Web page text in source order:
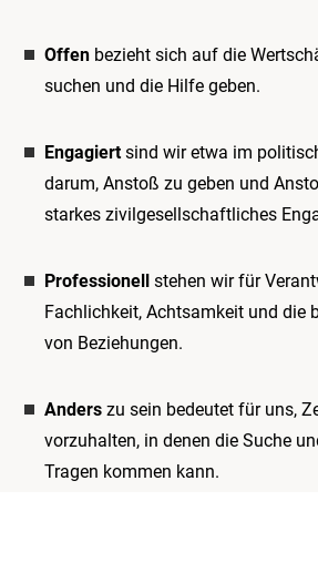
Offen bezieht sich auf die
suchen und die Hilfe geben.
Engagiertsind wir etwa im
darum, Anstoß zu geben und
starkes zivilgesellschaftliches
Professionell stehen wir für
Fachlichkeit, Achtsamkeit und die
von Beziehungen.
Anders zu sein bedeutet für uns,
vorzuhalten, in denen die Suche
Tragen kommen kann.